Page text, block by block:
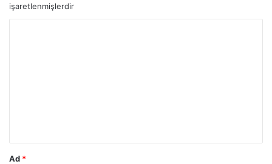
işaretlenmişlerdir
Ad *